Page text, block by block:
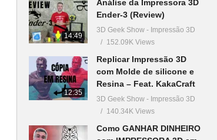
14:49
Análise da Impressora 3D
Ender-3 (Review)
3D Geek Show - Impressão 3D
152.09K Views
12:35
Replicar Impressão 3D
com Molde de silicone e
Resina – Feat. KakaCraft
3D Geek Show - Impressão 3D
140.34K Views
Como GANHAR DINHEIRO